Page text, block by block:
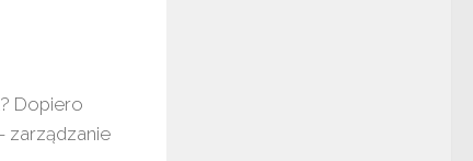
Dopiero
zarządzanie